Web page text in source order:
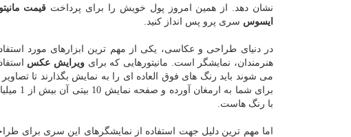
نشان دهد. از همین امروز پول خویش را برای پرداخت قیمت
ایسوس سری پرو پس انداز كنید.
در دنیای طراحی و عكاسی، یكی از مهم ترین ابزارهای مورد
هنرمندان، نمایشگر است. مانیتورهایی كه برایویرایش عكس
می شوند باید رنگ های فوق العاده ای را به نمایش بگذارند تا
برای
با رنگ هاست.
اما مهم ترین دلیل جهت استفاده از نمایشگرهای این سری برای